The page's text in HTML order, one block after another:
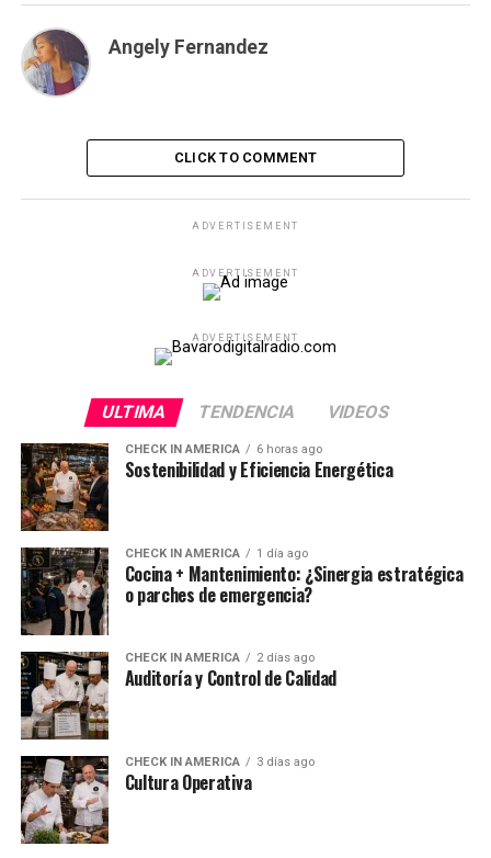
Angely Fernandez
CLICK TO COMMENT
ADVERTISEMENT
ADVERTISEMENT
ADVERTISEMENT
ULTIMA TENDENCIA VIDEOS
CHECK IN AMERICA 6 horas ago
Sostenibilidad y Eficiencia Energética
CHECK IN AMERICA 1 día ago
Cocina + Mantenimiento: ¿Sinergia estratégica
o parches de emergencia?
CHECK IN AMERICA 2 días ago
Auditoría y Control de Calidad
CHECK IN AMERICA 3 días ago
Cultura Operativa